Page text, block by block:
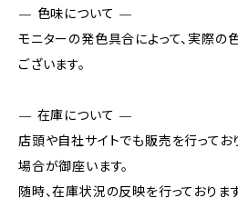
— 色味について —
モニターの発色具合によって、実際の
ございます。
— 在庫について —
店頭や自社サイトでも販売を行ってお
場合が御座います。
随時、在庫状況の反映を行っておりま